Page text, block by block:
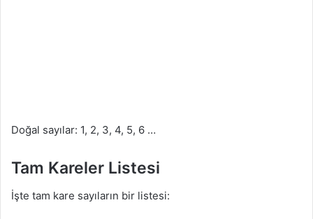
Doğal sayılar: 1, 2, 3, 4, 5, 6 …
Tam Kareler Listesi
İşte tam kare sayıların bir listesi: